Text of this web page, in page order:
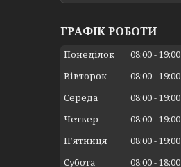
ГРАФІК РОБОТИ
Понеділок 08:00 19:00
Вівторок
08:00 19:00
Середа
08:00 19:00
Четвер
08:00 19:00
Пʼятниця
08:00 19:00
Субота
08:00 18:00